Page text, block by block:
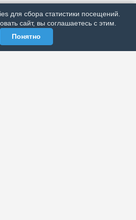
для сбора статистики посещений.
сайт, вы соглашаетесь с этим.
Понятно